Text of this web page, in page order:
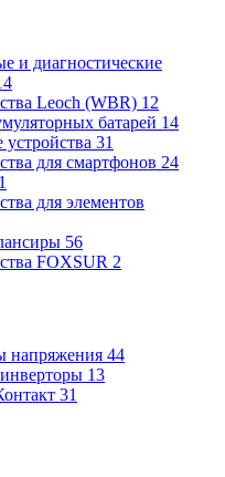
и диагностические
Leoch (WBR) 12
батарей 14
31
для смартфонов 24
1
для элементов
56
FOXSUR 2
напряжения 44
13
31